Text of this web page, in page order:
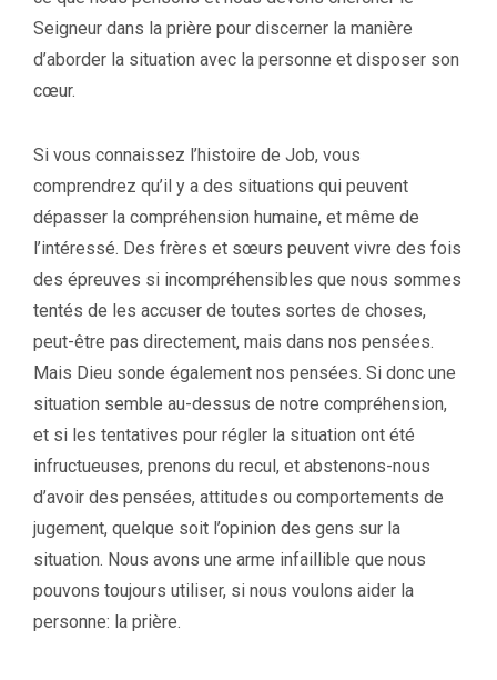
Seigneur dans la prière pour discerner la manière
d’aborder la situation avec la personne et disposer son
cœur.
Si vous connaissez l’histoire de Job, vous
comprendrez qu’il y a des situations qui peuvent
dépasser la compréhension humaine, et même de
l’intéressé. Des frères et sœurs peuvent vivre des fois
des épreuves si incompréhensibles que nous sommes
tentés de les accuser de toutes sortes de choses,
peut-être pas directement, mais dans nos pensées.
Mais Dieu sonde également nos pensées. Si donc une
situation semble au-dessus de notre compréhension,
et si les tentatives pour régler la situation ont été
infructueuses, prenons du recul, et abstenons-nous
d’avoir des pensées, attitudes ou comportements de
jugement, quelque soit l’opinion des gens sur la
situation. Nous avons une arme infaillible que nous
pouvons toujours utiliser, si nous voulons aider la
personne: la prière.